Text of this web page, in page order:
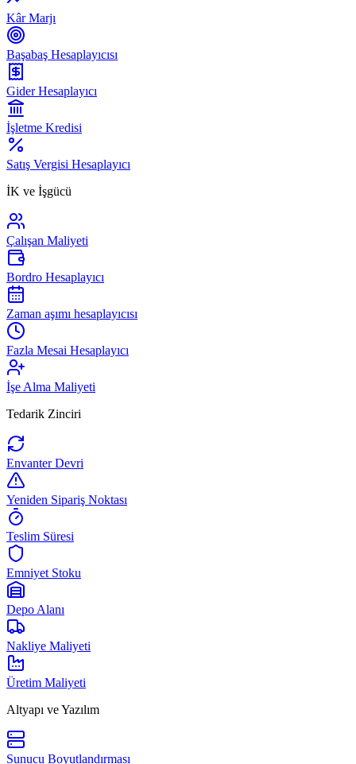
Kâr Marjı
Başabaş Hesaplayıcısı
Gider Hesaplayıcı
İşletme Kredisi
Satış Vergisi Hesaplayıcı
İK ve İşgücü
Çalışan Maliyeti
Bordro Hesaplayıcı
Zaman aşımı hesaplayıcısı
Fazla Mesai Hesaplayıcı
İşe Alma Maliyeti
Tedarik Zinciri
Envanter Devri
Yeniden Sipariş Noktası
Teslim Süresi
Emniyet Stoku
Depo Alanı
Nakliye Maliyeti
Üretim Maliyeti
Altyapı ve Yazılım
Sunucu Boyutlandırması